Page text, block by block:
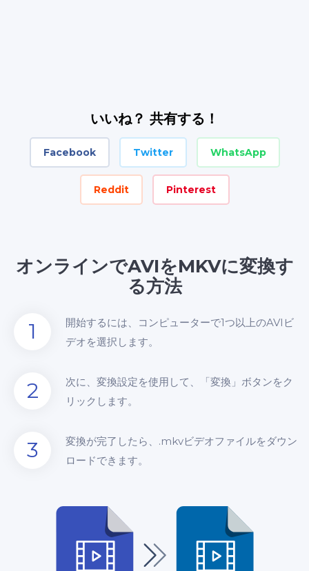
いいね？ 共有する！
Facebook Twitter WhatsApp
Reddit Pinterest
オンラインでAVIをMKVに変換す
る方法
1
開始するには、コンピューターで1つ以上のAVIビ
デオを選択します。
2
次に、変換設定を使用して、「変換」ボタンをク
リックします。
3
変換が完了したら、.mkvビデオファイルをダウン
ロードできます。